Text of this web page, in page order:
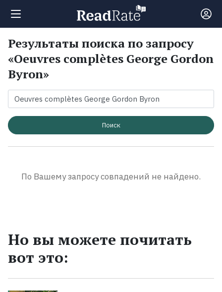
Поиск
Новости
Рейтинги
Экранизации
Результаты поиска по запросу
«Oeuvres complètes George Gordon
Byron»
Поиск
По Вашему запросу совпадений не найдено.
Но вы можете почитать
вот это: